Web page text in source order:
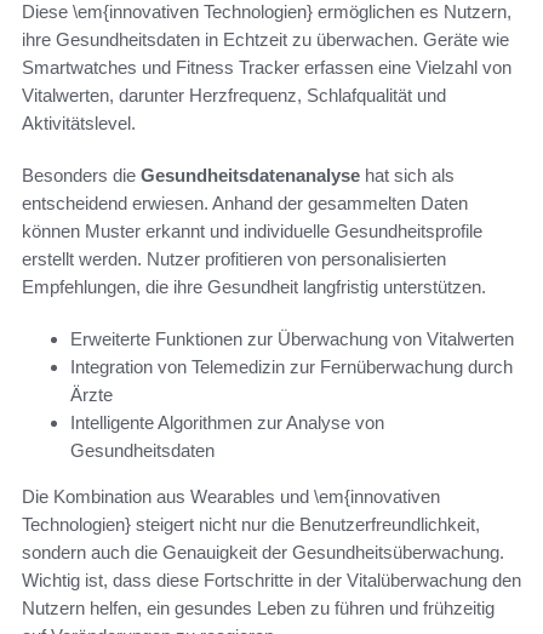
Diese \em{innovativen Technologien} ermöglichen es Nutzern,
ihre Gesundheitsdaten in Echtzeit zu überwachen. Geräte wie
Smartwatches und Fitness Tracker erfassen eine Vielzahl von
Vitalwerten, darunter Herzfrequenz, Schlafqualität und
Aktivitätslevel.
Besonders die Gesundheitsdatenanalyse hat sich als
entscheidend erwiesen. Anhand der gesammelten Daten
können Muster erkannt und individuelle Gesundheitsprofile
erstellt werden. Nutzer profitieren von personalisierten
Empfehlungen, die ihre Gesundheit langfristig unterstützen.
Erweiterte Funktionen zur Überwachung von Vitalwerten
Integration von Telemedizin zur Fernüberwachung durch
Ärzte
Intelligente Algorithmen zur Analyse von
Gesundheitsdaten
Die Kombination aus Wearables und \em{innovativen
Technologien} steigert nicht nur die Benutzerfreundlichkeit,
sondern auch die Genauigkeit der Gesundheitsüberwachung.
Wichtig ist, dass diese Fortschritte in der Vitalüberwachung den
Nutzern helfen, ein gesundes Leben zu führen und frühzeitig